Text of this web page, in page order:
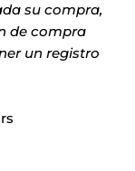
su compra,
de compra
un registro